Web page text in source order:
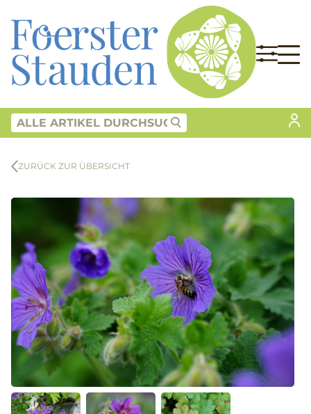
ZURÜCK ZUR ÜBERSICHT